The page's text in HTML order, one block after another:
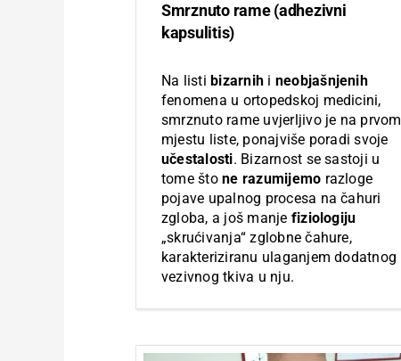
Smrznuto rame (adhezivni
kapsulitis)
Na listi bizarnih i neobjašnjenih
fenomena u ortopedskoj medicini,
smrznuto rame uvjerljivo je na prvom
mjestu liste, ponajviše poradi svoje
učestalosti. Bizarnost se sastoji u
tome štone razumijemo razloge
pojave upalnog procesa na čahuri
zgloba, a još manje fiziologiju
„skrućivanja“ zglobne čahure,
karakteriziranu ulaganjem dodatnog
vezivnog tkiva u nju.